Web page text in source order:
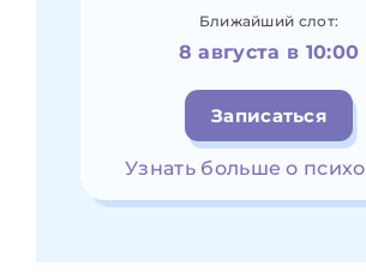
Ближайший слот:
8 августа в 10:00
Записаться
Узнать больше о